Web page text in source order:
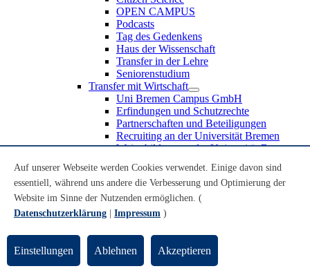
OPEN CAMPUS
Podcasts
Tag des Gedenkens
Haus der Wissenschaft
Transfer in der Lehre
Seniorenstudium
Transfer mit Wirtschaft
Uni Bremen Campus GmbH
Erfindungen und Schutzrechte
Partnerschaften und Beteiligungen
Recruiting an der Universität Bremen
Weiterbildung an der Universität Bremen
Schülerinnen und Schüler
MINT-Schnupperstudium
Schulklassen
Lehrkräfte
UniTransfer - Servicestelle für Transferaktivitäten
Transfermagazin der Universität Bremen
Auf unserer Webseite werden Cookies verwendet. Einige davon sind
essentiell, während uns andere die Verbesserung und Optimierung der
Website im Sinne der Nutzenden ermöglichen. (
Datenschutzerklärung
Impressum )
Einstellungen Ablehnen Akzeptieren